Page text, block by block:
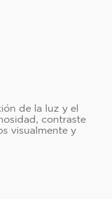
de la luz y el
contraste
visualmente y